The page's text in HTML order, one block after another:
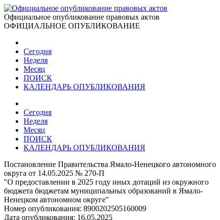
Официальное опубликование правовых актов
ОФИЦИАЛЬНОЕ ОПУБЛИКОВАНИЕ
Сегодня
Неделя
Месяц
ПОИСК
КАЛЕНДАРЬ ОПУБЛИКОВАНИЯ
Сегодня
Неделя
Месяц
ПОИСК
КАЛЕНДАРЬ ОПУБЛИКОВАНИЯ
Постановление Правительства Ямало-Ненецкого автономного
округа от 14.05.2025 № 270-П
"О предоставлении в 2025 году иных дотаций из окружного
бюджета бюджетам муниципальных образований в Ямало-
Ненецком автономном округе"
Номер опубликования: 8900202505160009
Дата опубликования: 16.05.2025